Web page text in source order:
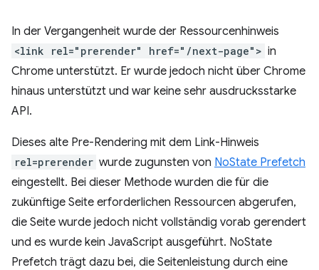
In der Vergangenheit wurde der Ressourcenhinweis
<link rel="prerender" href="/next-page"> in
Chrome unterstützt. Er wurde jedoch nicht über Chrome
hinaus unterstützt und war keine sehr ausdrucksstarke
API.
Dieses alte Pre-Rendering mit dem Link-Hinweis
rel=prerender wurde zugunsten von NoState Prefetch
eingestellt. Bei dieser Methode wurden die für die
zukünftige Seite erforderlichen Ressourcen abgerufen,
die Seite wurde jedoch nicht vollständig vorab gerendert
und es wurde kein JavaScript ausgeführt. NoState
Prefetch trägt dazu bei, die Seitenleistung durch eine